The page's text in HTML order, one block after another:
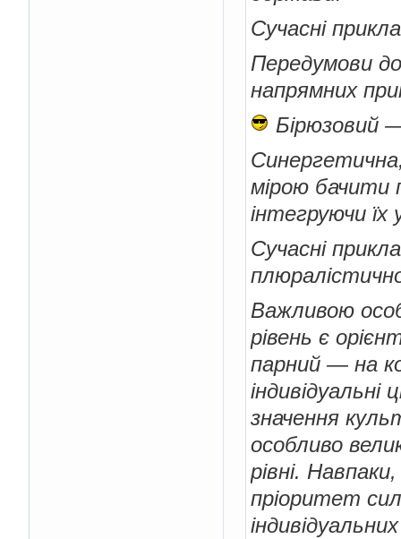
Сучасні
Передумови
напрямних
Бірюзовий
мірою бачити
інтегруючи їх
Сучасні
Важливою
рівень є
парний — на
значення
особливо
рівні.
пріоритет